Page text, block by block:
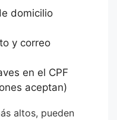
domicilio
y correo
en el CPF
aceptan)
altos, pueden